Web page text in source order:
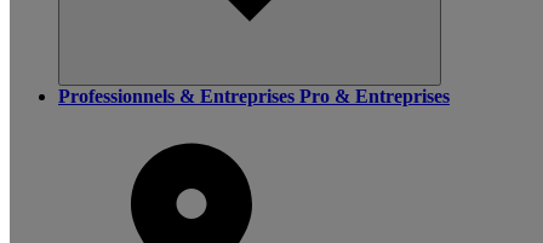
Professionnels & Entreprises Pro & Entreprises